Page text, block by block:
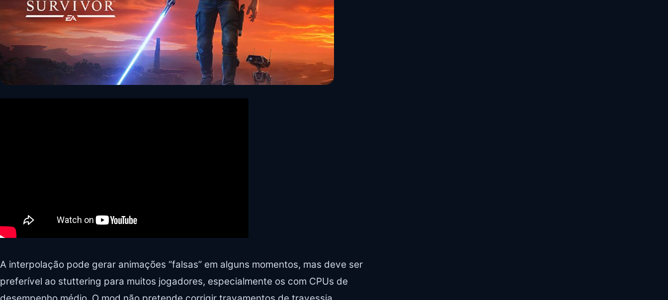
A interpolação pode gerar animações “falsas” em alguns momentos, mas deve ser
preferível ao stuttering para muitos jogadores, especialmente os com CPUs de